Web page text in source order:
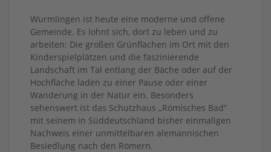
Wurmlingen ist heute eine moderne und offene
Gemeinde. Es lohnt sich, dort zu leben und zu
arbeiten: Die großen Grünflächen im Ort mit den
Kinderspielplätzen und die faszinierende
Landschaft im Tal entlang der Bäche oder auf der
Hochfläche laden zu einer Pause oder einer
Wanderung in der Natur ein. Besonders
sehenswert ist das Schutzhaus „Römisches Bad“
mit seinem in Süddeutschland bisher einmaligen
Nachweis einer unmittelbaren alemannischen
Besiedlung nach den Römern.